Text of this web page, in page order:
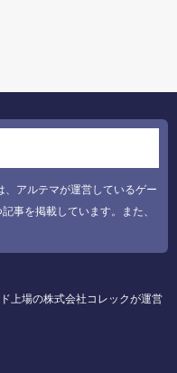
アルテマが運営しているゲー
事を掲載しています。また、
上場の株式会社コレックが運営